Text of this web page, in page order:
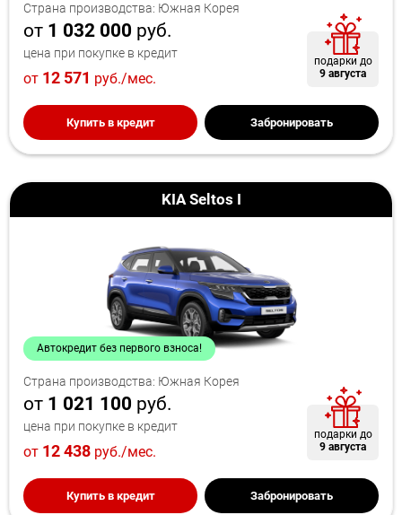
Страна производства: Южная Корея
от 1 032 000 руб.
цена при покупке в кредит
от 12 571 руб./мес.
подарки до
9 августа
Купить в кредит Забронировать
KIA Seltos I
Автокредит без первого взноса!
Страна производства: Южная Корея
от 1 021 100 руб.
цена при покупке в кредит
от 12 438 руб./мес.
подарки до
9 августа
Купить в кредит Забронировать